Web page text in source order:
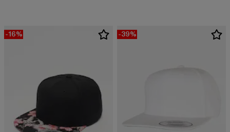
-16% -39%